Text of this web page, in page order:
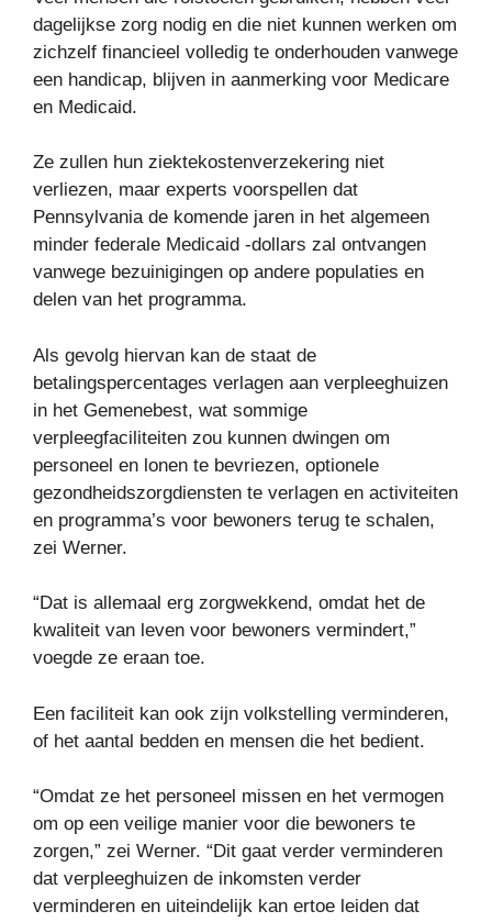
dagelijkse zorg nodig en die niet kunnen werken om
zichzelf financieel volledig te onderhouden vanwege
een handicap, blijven in aanmerking voor Medicare
en Medicaid.
Ze zullen hun ziektekostenverzekering niet
verliezen, maar experts voorspellen dat
Pennsylvania de komende jaren in het algemeen
minder federale Medicaid -dollars zal ontvangen
vanwege bezuinigingen op andere populaties en
delen van het programma.
Als gevolg hiervan kan de staat de
betalingspercentages verlagen aan verpleeghuizen
in het Gemenebest, wat sommige
verpleegfaciliteiten zou kunnen dwingen om
personeel en lonen te bevriezen, optionele
gezondheidszorgdiensten te verlagen en activiteiten
en programma’s voor bewoners terug te schalen,
zei Werner.
“Dat is allemaal erg zorgwekkend, omdat het de
kwaliteit van leven voor bewoners vermindert,”
voegde ze eraan toe.
Een faciliteit kan ook zijn volkstelling verminderen,
of het aantal bedden en mensen die het bedient.
“Omdat ze het personeel missen en het vermogen
om op een veilige manier voor die bewoners te
zorgen,” zei Werner. “Dit gaat verder verminderen
dat verpleeghuizen de inkomsten verder
verminderen en uiteindelijk kan ertoe leiden dat